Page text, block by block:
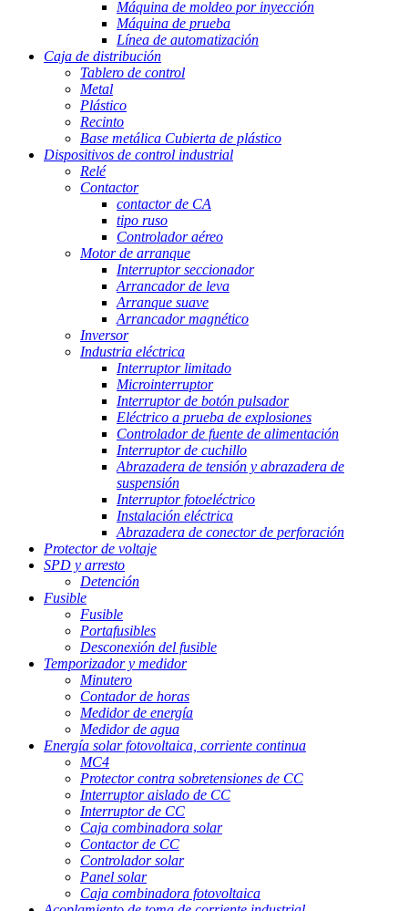
Máquina de moldeo por inyección
Máquina de prueba
Línea de automatización
Caja de distribución
Tablero de control
Metal
Plástico
Recinto
Base metálica Cubierta de plástico
Dispositivos de control industrial
Relé
Contactor
contactor de CA
tipo ruso
Controlador aéreo
Motor de arranque
Interruptor seccionador
Arrancador de leva
Arranque suave
Arrancador magnético
Inversor
Industria eléctrica
Interruptor limitado
Microinterruptor
Interruptor de botón pulsador
Eléctrico a prueba de explosiones
Controlador de fuente de alimentación
Interruptor de cuchillo
Abrazadera de tensión y abrazadera de
suspensión
Interruptor fotoeléctrico
Instalación eléctrica
Abrazadera de conector de perforación
Protector de voltaje
SPD y arresto
Detención
Fusible
Fusible
Portafusibles
Desconexión del fusible
Temporizador y medidor
Minutero
Contador de horas
Medidor de energía
Medidor de agua
Energía solar fotovoltaica, corriente continua
MC4
Protector contra sobretensiones de CC
Interruptor aislado de CC
Interruptor de CC
Caja combinadora solar
Contactor de CC
Controlador solar
Panel solar
Caja combinadora fotovoltaica